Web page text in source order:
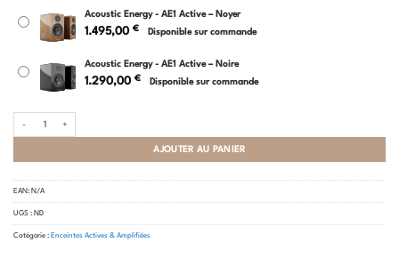
Acoustic Energy - AE1 Active – Noyer
1.495,00 € Disponible sur commande
Acoustic Energy - AE1 Active – Noire
1.290,00 € Disponible sur commande
AJOUTER AU PANIER
EAN: N/A
UGS : ND
Catégorie : Enceintes Actives & Amplifiées